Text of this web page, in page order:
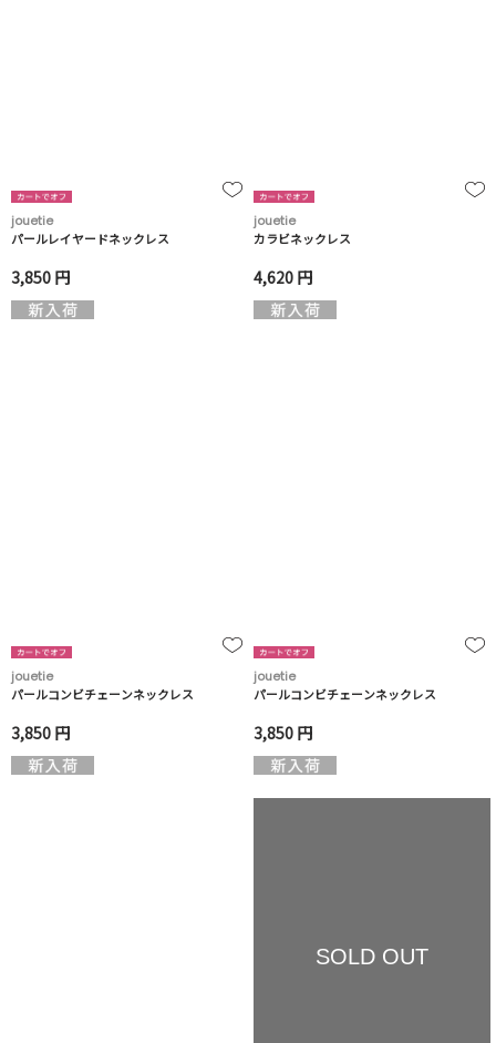
jouetie
パールレイヤードネックレス
3,850 円
jouetie
カラビネックレス
4,620 円
jouetie
パールコンビチェーンネックレス
3,850 円
jouetie
パールコンビチェーンネックレス
3,850 円
SOLD OUT